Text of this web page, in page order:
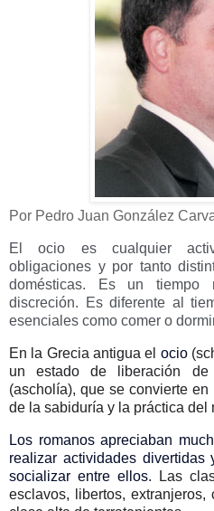
Por Pedro Juan González
El ocio es cualquier
obligaciones y por tanto
domésticas. Es un
discreción. Es diferente al
esenciales como comer o
En la Grecia antigua el ocio (
un estado de liberación
(ascholía), que se convierte
de la sabiduría y la práctica del
Los romanos apreciaban
realizar actividades divertidas
socializar entre ellos. Las
esclavos, libertos,